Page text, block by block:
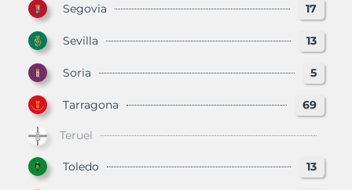
Segovia 17
Sevilla 13
Soria 5
Tarragona 69
Teruel
Toledo 13